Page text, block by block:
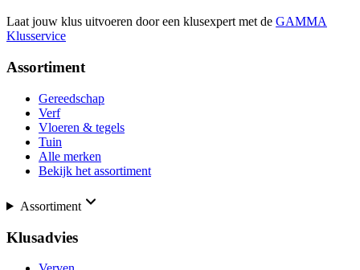
Laat jouw klus uitvoeren door een klusexpert met de GAMMA
Klusservice
Assortiment
Gereedschap
Verf
Vloeren & tegels
Tuin
Alle merken
Bekijk het assortiment
Assortiment
Klusadvies